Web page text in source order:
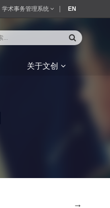
学术事务管理系统 EN
关于文创
→